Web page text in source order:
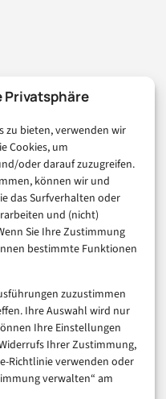
Privatsphäre
zu bieten, verwenden wir
Cookies, um
oder darauf zuzugreifen.
können wir und
das Surfverhalten oder
und (nicht)
Sie Ihre Zustimmung
bestimmte Funktionen
zuzustimmen
Ihre Auswahl wird nur
Ihre Einstellungen
Ihrer Zustimmung,
Richtlinie verwenden oder
verwalten“ am